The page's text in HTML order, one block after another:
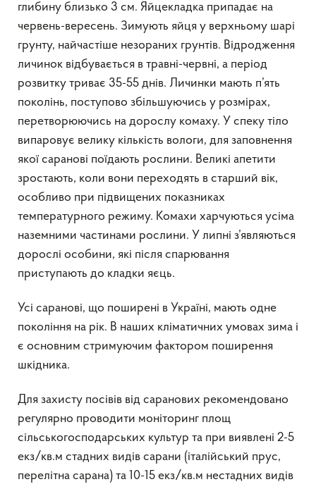
глибину близько 3 см. Яйцекладка припадає на
червень-вересень. Зимують яйця у верхньому шарі
грунту, найчастіше незораних грунтів. Відродження
личинок відбувається в травні-червні, а період
розвитку триває 35-55 днів. Личинки мають п’ять
поколінь, поступово збільшуючись у розмірах,
перетворюючись на дорослу комаху. У спеку тіло
випаровує велику кількість вологи, для заповнення
якої саранові поїдають рослини. Великі апетити
зростають, коли вони переходять в старший вік,
особливо при підвищених показниках
температурного режиму. Комахи харчуються усіма
наземними частинами рослини. У липні з’являються
дорослі особини, які після спарювання
приступають до кладки яєць.
Усі саранові, що поширені в Україні, мають одне
покоління на рік. В наших кліматичних умовах зима і
є основним стримуючим фактором поширення
шкідника.
Для захисту посівів від саранових рекомендовано
регулярно проводити моніторинг площ
сільськогосподарських культур та при виявлені 2-5
екз/кв.м стадних видів сарани (італійський прус,
перелітна сарана) та 10-15 екз/кв.м нестадних видів